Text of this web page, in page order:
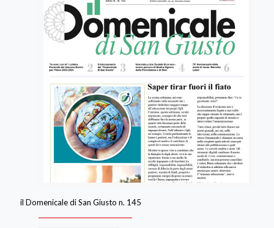
il Domenicale di San Giusto n. 145